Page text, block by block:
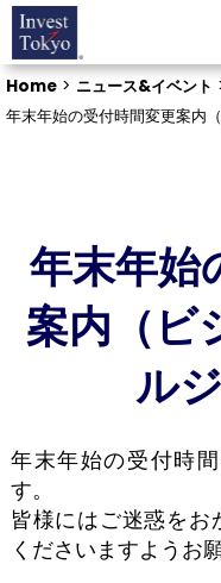
Home > ニュース&イベント
年末年始の受付時間変更案内
年末年始
案内（ビ
ル
年末年始の受付時
す。
皆様にはご迷惑を
くださいますようお